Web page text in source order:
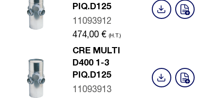
PIQ.D125
11093912
474,00 € (H.T.)
CRE MULTI
D400 1-3
PIQ.D125
11093913